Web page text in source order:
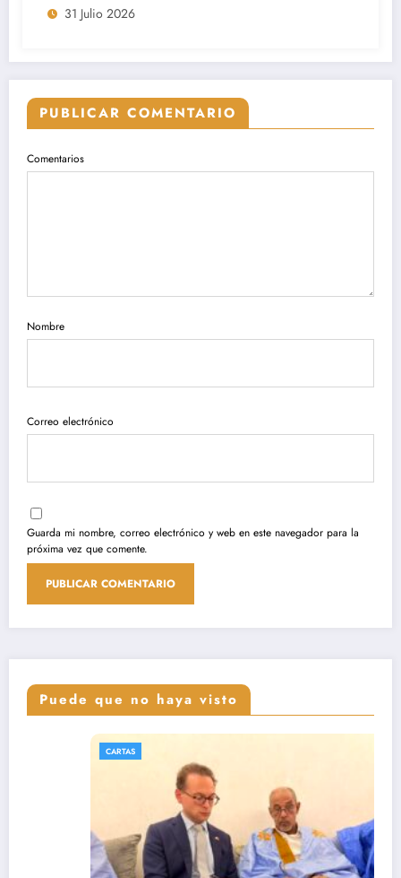
31 Julio 2026
PUBLICAR COMENTARIO
Comentarios
Nombre
Correo electrónico
Guarda mi nombre, correo electrónico y web en este navegador para la
próxima vez que comente.
Puede que no haya visto